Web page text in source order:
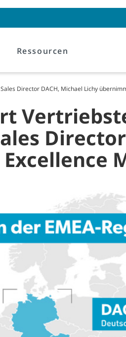
Ressourcen
Director DACH, Michael Lichy